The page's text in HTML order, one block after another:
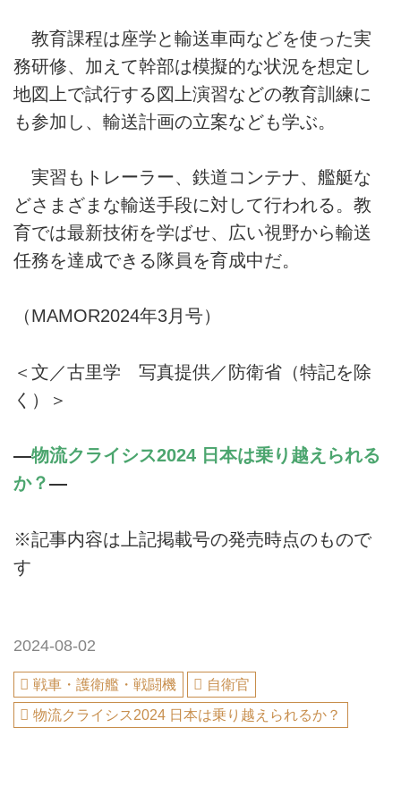
教育課程は座学と輸送車両などを使った実
務研修、加えて幹部は模擬的な状況を想定し
地図上で試行する図上演習などの教育訓練に
も参加し、輸送計画の立案なども学ぶ。
実習もトレーラー、鉄道コンテナ、艦艇な
どさまざまな輸送手段に対して行われる。教
育では最新技術を学ばせ、広い視野から輸送
任務を達成できる隊員を育成中だ。
（MAMOR2024年3月号）
＜文／古里学 写真提供／防衛省（特記を除
く）＞
―物流クライシス2024 日本は乗り越えられる
か？―
※記事内容は上記掲載号の発売時点のもので
す
2024-08-02
戦車・護衛艦・戦闘機
自衛官
物流クライシス2024 日本は乗り越えられるか？